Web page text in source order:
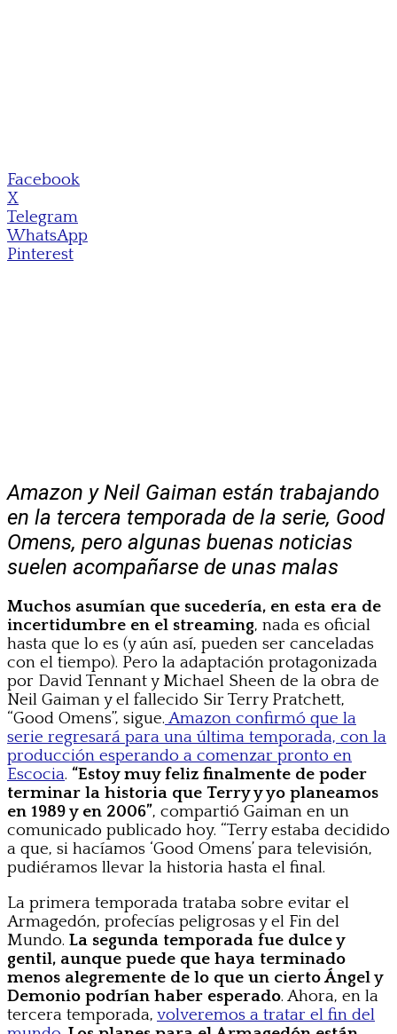
Facebook
X
Telegram
WhatsApp
Pinterest
Amazon y Neil Gaiman están trabajando
en la tercera temporada de la serie, Good
Omens, pero algunas buenas noticias
suelen acompañarse de unas malas
Muchos asumían que sucedería, en esta era de
incertidumbre en el streaming, nada es oficial
hasta que lo es (y aún así, pueden ser canceladas
con el tiempo). Pero la adaptación protagonizada
por David Tennant y Michael Sheen de la obra de
Neil Gaiman y el fallecido Sir Terry Pratchett,
“Good Omens”, sigue. Amazon confirmó que la
serie regresará para una última temporada, con la
producción esperando a comenzar pronto en
Escocia. “Estoy muy feliz finalmente de poder
terminar la historia que Terry y yo planeamos
en 1989 y en 2006”, compartió Gaiman en un
comunicado publicado hoy. “Terry estaba decidido
a que, si hacíamos ‘Good Omens’ para televisión,
pudiéramos llevar la historia hasta el final.
La primera temporada trataba sobre evitar el
Armagedón, profecías peligrosas y el Fin del
Mundo. La segunda temporada fue dulce y
gentil, aunque puede que haya terminado
menos alegremente de lo que un cierto Ángel y
Demonio podrían haber esperado. Ahora, en la
tercera temporada, volveremos a tratar el fin del